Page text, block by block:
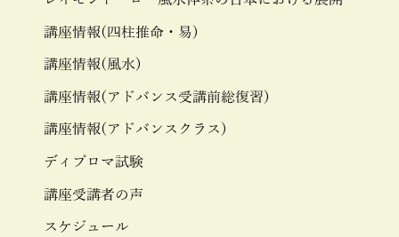
講座情報(四柱推命・易)
講座情報(風水)
講座情報(アドバンス受講前総復習)
講座情報(アドバンスクラス)
ディプロマ試験
講座受講者の声
スケジュール